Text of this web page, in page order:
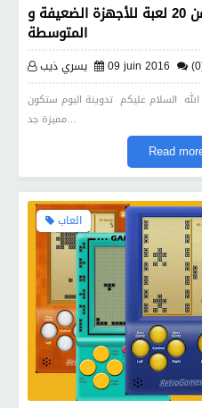
ألعاب الكمبيوتر| تحميل أكثر من 20 لعبة للأجهزة الضعيفة و
المتوسطة
يسري ذيب 09 juin 2016
السلام عليكم تدوينة اليوم ستكون
مميزة جد…
Read
العاب